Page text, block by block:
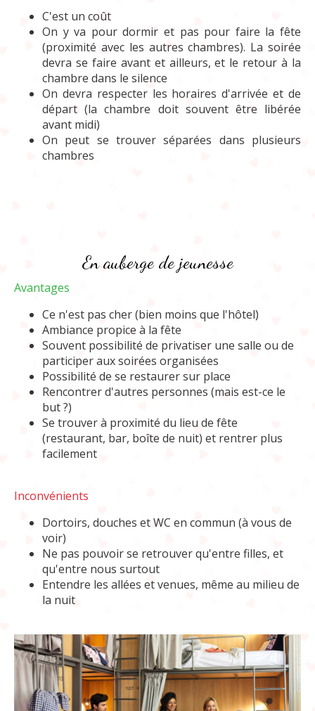
C'est un coût
On y va pour dormir et pas pour faire la fête
(proximité avec les autres chambres). La soirée
devra se faire avant et ailleurs, et le retour à la
chambre dans le silence
On devra respecter les horaires d'arrivée et de
départ (la chambre doit souvent être libérée
avant midi)
On peut se trouver séparées dans plusieurs
chambres
En auberge de jeunesse
Avantages
Ce n'est pas cher (bien moins que l'hôtel)
Ambiance propice à la fête
Souvent possibilité de privatiser une salle ou de
participer aux soirées organisées
Possibilité de se restaurer sur place
Rencontrer d'autres personnes (mais est-ce le
but ?)
Se trouver à proximité du lieu de fête
(restaurant, bar, boîte de nuit) et rentrer plus
facilement
Inconvénients
Dortoirs, douches et WC en commun (à vous de
voir)
Ne pas pouvoir se retrouver qu'entre filles, et
qu'entre nous surtout
Entendre les allées et venues, même au milieu de
la nuit